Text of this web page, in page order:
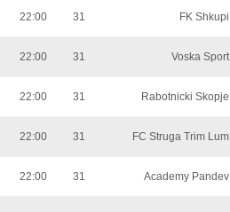
22:00 31 FK Shkupi
22:00 31 Voska Sport
22:00 31 Rabotnicki Skopje
22:00 31 FC Struga Trim Lum
22:00 31 Academy Pandev